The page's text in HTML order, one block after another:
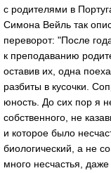
с родителями в
Симона Вейль так
переворот: "После
к преподаванию
оставив их, одна
разбиты в кусочки.
юность. До сих пор я
собственного, не
и которое было
биологический, а не
много несчастья,